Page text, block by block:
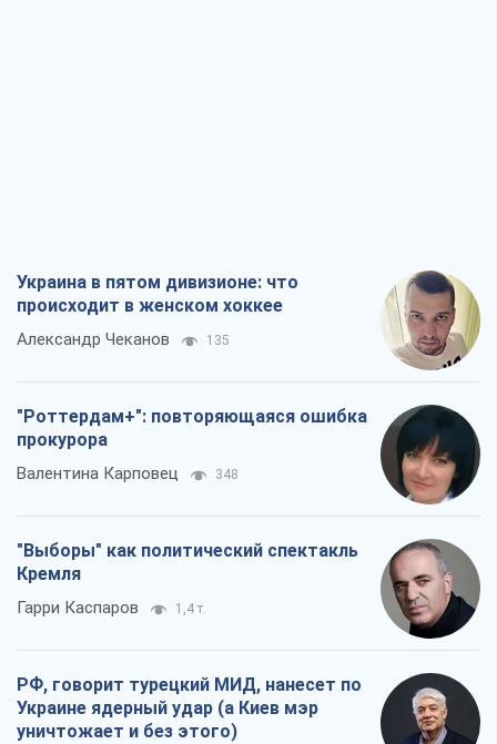
Украина в пятом дивизионе: что
происходит в женском хоккее
Александр Чеканов 135
"Роттердам+": повторяющаяся ошибка
прокурора
Валентина Карповец 348
"Выборы" как политический спектакль
Кремля
Гарри Каспаров 1,4 т.
РФ, говорит турецкий МИД, нанесет по
Украине ядерный удар (а Киев мэр
уничтожает и без этого)